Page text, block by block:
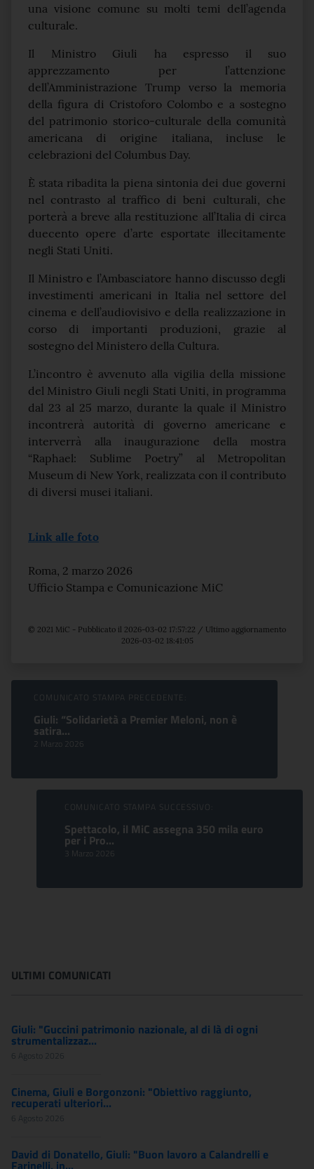
una visione comune su molti temi dell’agenda
culturale.
Il Ministro Giuli ha espresso il suo
apprezzamento per l’attenzione
dell’Amministrazione Trump verso la memoria
della figura di Cristoforo Colombo e a sostegno
del patrimonio storico-culturale della comunità
americana di origine italiana, incluse le
celebrazioni del Columbus Day.
È stata ribadita la piena sintonia dei due governi
nel contrasto al traffico di beni culturali, che
porterà a breve alla restituzione all’Italia di circa
duecento opere d’arte esportate illecitamente
negli Stati Uniti.
Il Ministro e l’Ambasciatore hanno discusso degli
investimenti americani in Italia nel settore del
cinema e dell’audiovisivo e della realizzazione in
corso di importanti produzioni, grazie al
sostegno del Ministero della Cultura.
L’incontro è avvenuto alla vigilia della missione
del Ministro Giuli negli Stati Uniti, in programma
dal 23 al 25 marzo, durante la quale il Ministro
incontrerà autorità di governo americane e
interverrà alla inaugurazione della mostra
“Raphael: Sublime Poetry” al Metropolitan
Museum di New York, realizzata con il contributo
di diversi musei italiani.
Link alle foto
Roma, 2 marzo 2026
Ufficio Stampa e Comunicazione MiC
© 2021 MiC - Pubblicato il 2026-03-02 17:57:22 / Ultimo aggiornamento
2026-03-02 18:41:05
Sfoglia comunicati
COMUNICATO STAMPA PRECEDENTE:
Giuli: “Solidarietà a Premier Meloni, non è
satira...
2 Marzo 2026
COMUNICATO STAMPA SUCCESSIVO:
Spettacolo, il MiC assegna 350 mila euro
per i Pro...
3 Marzo 2026
ULTIMI COMUNICATI
Giuli: "Guccini patrimonio nazionale, al di là di ogni
strumentalizzaz...
6 Agosto 2026
Cinema, Giuli e Borgonzoni: "Obiettivo raggiunto,
recuperati ulteriori...
6 Agosto 2026
David di Donatello, Giuli: "Buon lavoro a Calandrelli e